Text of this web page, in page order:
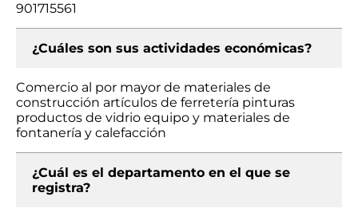
901715561
¿Cuáles son sus actividades económicas?
Comercio al por mayor de materiales de
construcción artículos de ferretería pinturas
productos de vidrio equipo y materiales de
fontanería y calefacción
¿Cuál es el departamento en el que se
registra?